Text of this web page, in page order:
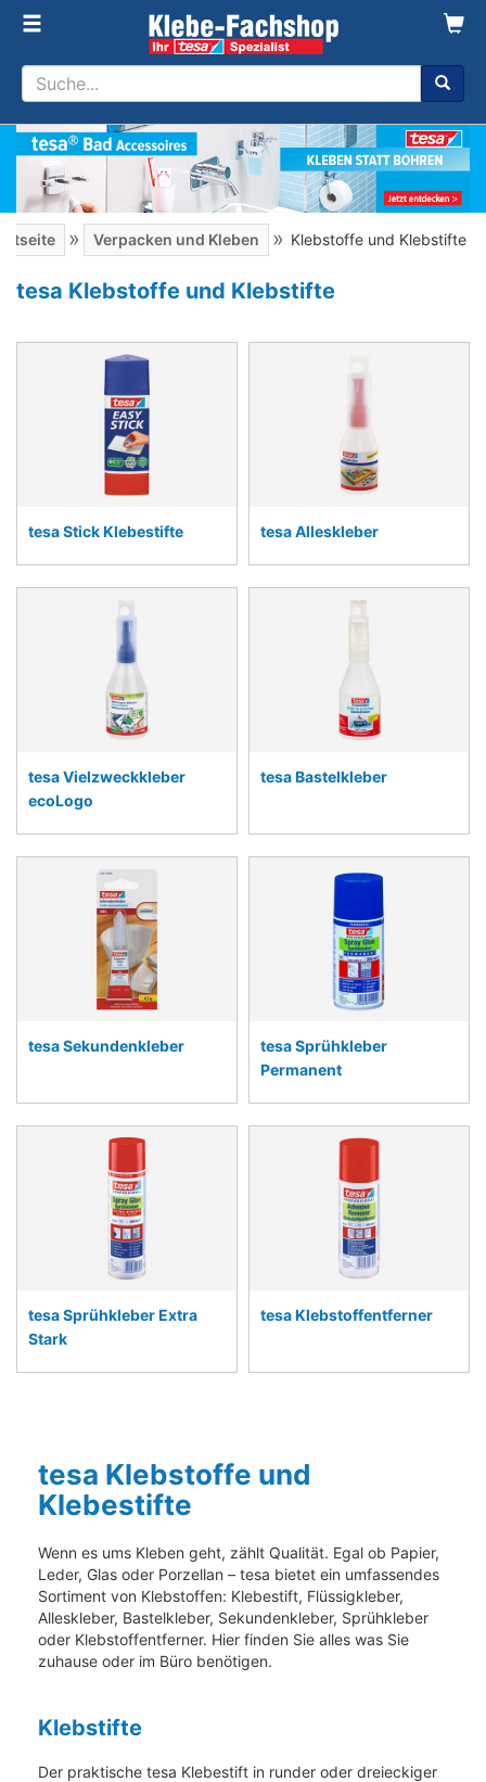
» Verpacken und Kleben » Klebstoffe und Klebstifte
tesa Klebstoffe und Klebstifte
tesa Stick Klebestifte tesa Alleskleber
tesa Vielzweckkleber
ecoLogo
tesa Bastelkleber
tesa Sekundenkleber
tesa Sprühkleber
Permanent
tesa Sprühkleber Extra
Stark
tesa Klebstoffentferner
tesa Klebstoffe und
Klebestifte
Wenn es ums Kleben geht, zählt Qualität. Egal ob Papier,
Leder, Glas oder Porzellan – tesa bietet ein umfassendes
Sortiment von Klebstoffen: Klebestift, Flüssigkleber,
Alleskleber, Bastelkleber, Sekundenkleber, Sprühkleber
oder Klebstoffentferner. Hier finden Sie alles was Sie
zuhause oder im Büro benötigen.
Klebstifte
Der praktische tesa Klebestift in runder oder dreieckiger